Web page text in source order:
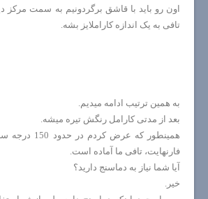
اون رو باید با قاشق برگردونیم به سمت مرکز
تافی به یک اندازه کاراملایز بشه.
به همین ترتیب ادامه میدیم.
بعد از مدتی کارامل رنگش تیره میشه.
فارنهایت، تافی ما آماده است.
آیا شما نیاز به دماسنج دارید؟
خیر.